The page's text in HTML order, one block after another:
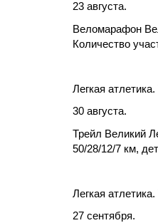
23 августа.
Веломарафон
Количество
Легкая
30 августа.
Трейл Великий
50/28/12/7 км,
Легкая
27 сентября.